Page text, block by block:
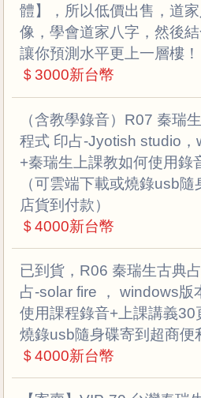
體】，所以低價出售，道
像，學會道家八字，然後
讓你預測水平更上一層樓！
＄3000新台幣
（含教學錄音）R07 秦瑞
程式 印占-Jyotish studio
+秦瑞生上課教如何使用錄
（可雲端下載或燒錄usb隨
店貨到付款）
＄4000新台幣
已到貨，R06 秦瑞生古典
占-solar fire ， windows版
使用課程錄音+上課講義30
燒錄usb隨身碟寄到超商便
＄4000新台幣